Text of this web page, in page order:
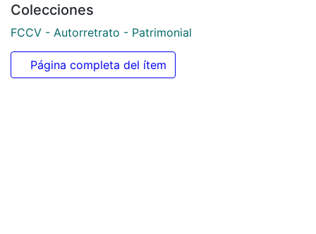
Colecciones
FCCV - Autorretrato - Patrimonial
Página completa del ítem